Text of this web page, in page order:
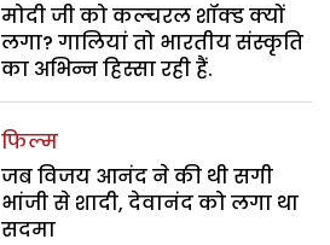
मोदी जी को कल्चरल शॉक्ड क्यों
लगा? गालियां तो भारतीय संस्कृति
का अभिन्न हिस्सा रही हैं.
फिल्म
जब विजय आनंद ने की थी सगी
भांजी से शादी, देवानंद को लगा था
सदमा